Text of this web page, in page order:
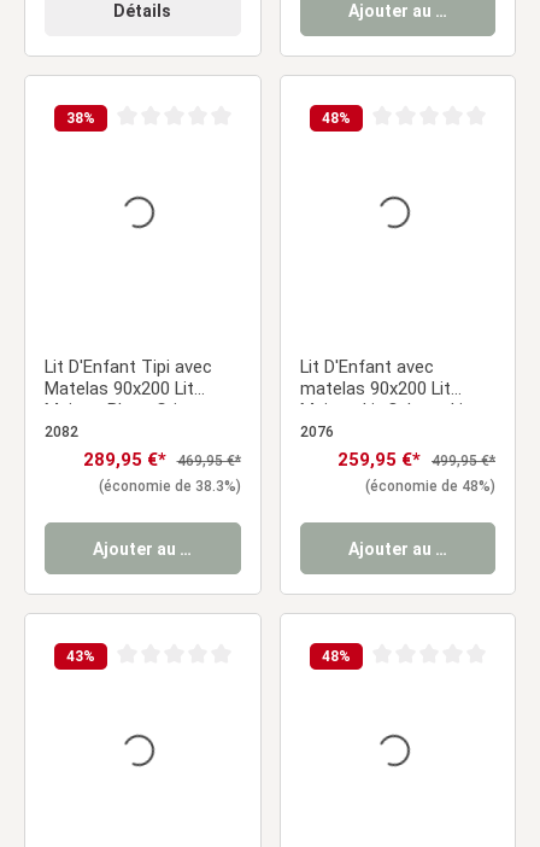
Détails Ajouter au panier
38%
Lit D'Enfant Tipi avec
Matelas 90x200 Lit
Maison Blanc Gris avec
Sommier à Lattes Tiroir
2082
Prix de vente :
289,95 €* Prix régulier :
469,95 €*
(économie de 38.3%)
Ajouter au panier
48%
Lit D'Enfant avec
matelas 90x200 Lit
Maison Lit Cabane Lit
Montessori Lit Bois Gris
Tiroir
2076
Prix de vente :
259,95 €* Prix régulier :
499,95 €*
(économie de 48%)
Ajouter au panier
43% 48%